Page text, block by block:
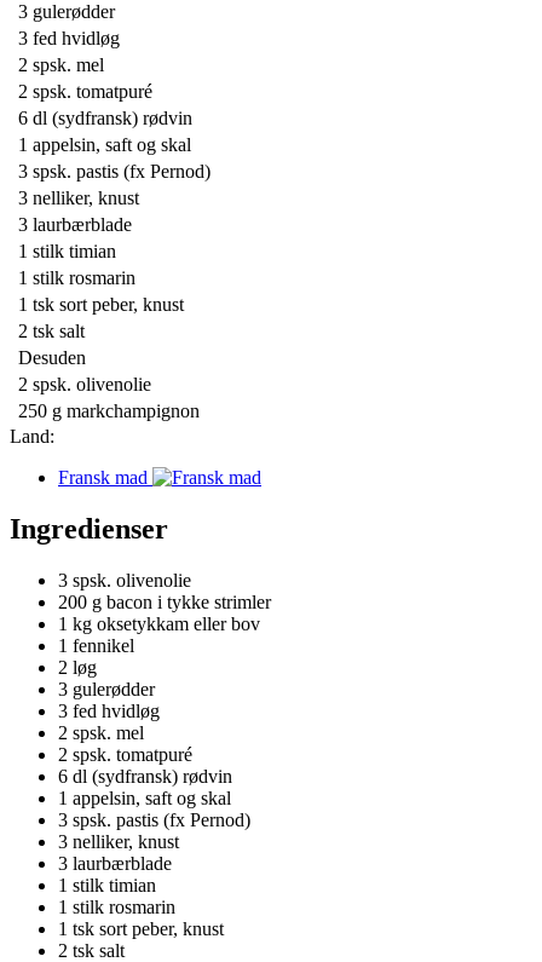
3 gulerødder
3 fed hvidløg
2 spsk. mel
2 spsk. tomatpuré
6 dl (sydfransk) rødvin
1 appelsin, saft og skal
3 spsk. pastis (fx Pernod)
3 nelliker, knust
3 laurbærblade
1 stilk timian
1 stilk rosmarin
1 tsk sort peber, knust
2 tsk salt
Desuden
2 spsk. olivenolie
250 g markchampignon
Land:
Fransk mad
Ingredienser
3 spsk. olivenolie
200 g bacon i tykke strimler
1 kg oksetykkam eller bov
1 fennikel
2 løg
3 gulerødder
3 fed hvidløg
2 spsk. mel
2 spsk. tomatpuré
6 dl (sydfransk) rødvin
1 appelsin, saft og skal
3 spsk. pastis (fx Pernod)
3 nelliker, knust
3 laurbærblade
1 stilk timian
1 stilk rosmarin
1 tsk sort peber, knust
2 tsk salt